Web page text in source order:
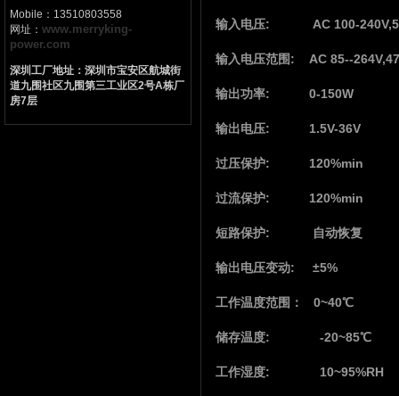
Mobile：13510803558
网址： www.merryking-
power.com
深圳工厂地址：深圳市宝安区航城街
道九围社区九围第三工业区2号A栋厂
房7层
输入电压: AC 100-
输入电压范围: AC 85--
输出功率: 0-150W
输出电压: 1.5V-36V
过压保护: 120%min
过流保护: 120%min
短路保护: 自动恢复
输出电压变动: ±5%
工作温度范围： 0~40℃
储存温度: -20~85℃
工作湿度: 10~95%RH